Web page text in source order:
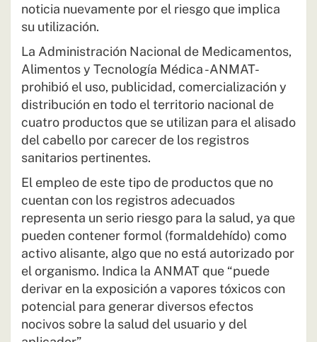
noticia nuevamente por el riesgo que implica
su utilización.
La Administración Nacional de Medicamentos,
Alimentos y Tecnología Médica -ANMAT-
prohibió el uso, publicidad, comercialización y
distribución en todo el territorio nacional de
cuatro productos que se utilizan para el alisado
del cabello por carecer de los registros
sanitarios pertinentes.
El empleo de este tipo de productos que no
cuentan con los registros adecuados
representa un serio riesgo para la salud, ya que
pueden contener formol (formaldehído) como
activo alisante, algo que no está autorizado por
el organismo. Indica la ANMAT que “puede
derivar en la exposición a vapores tóxicos con
potencial para generar diversos efectos
nocivos sobre la salud del usuario y del